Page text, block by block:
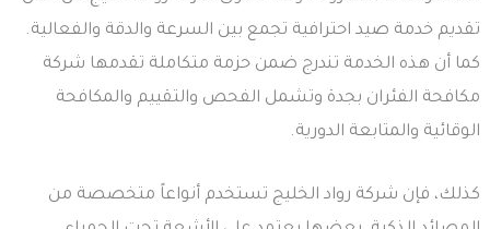
تقديم خدمة صيد احترافية تجمع بين السرعة والدقة والفعالية.
كما أن هذه الخدمة تندرج ضمن حزمة متكاملة تقدمها شركة
مكافحة الفئران بجدة وتشمل الفحص والتقييم والمكافحة
الوقائية والمتابعة الدورية.
كذلك، فإن شركة رواد الخليج تستخدم أنواعاً متخصصة من